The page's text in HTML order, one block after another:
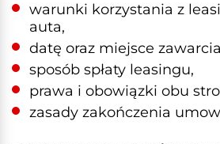
warunki korzystania z
auta,
datę oraz miejsce
sposób spłaty leasingu,
prawa i obowiązki obu
zasady zakończenia